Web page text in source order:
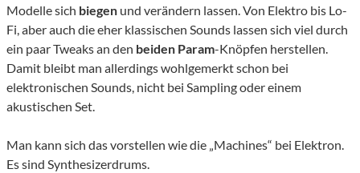
Modelle sich biegen und verändern lassen. Von Elektro bis Lo-
Fi, aber auch die eher klassischen Sounds lassen sich viel durch
ein paar Tweaks an den beiden Param-Knöpfen herstellen.
Damit bleibt man allerdings wohlgemerkt schon bei
elektronischen Sounds, nicht bei Sampling oder einem
akustischen Set.
Man kann sich das vorstellen wie die „Machines“ bei Elektron.
Es sind Synthesizerdrums.